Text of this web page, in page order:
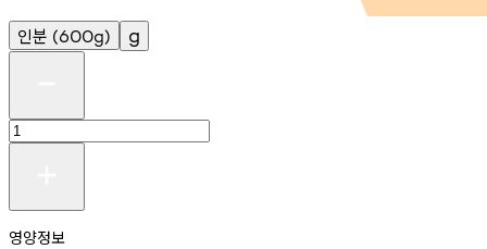
인분 (600g) g
영양정보